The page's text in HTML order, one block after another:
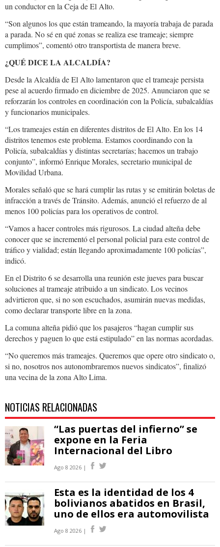
un conductor en la Ceja de El Alto.
“Son algunos los que están trameando, la mayoría trabaja de parada
a parada. No sé en qué zonas se realiza ese trameaje; siempre
cumplimos”, comentó otro transportista de manera breve.
¿QUÉ DICE LA ALCALDÍA?
Desde la Alcaldía de El Alto lamentaron que el trameaje persista
pese al acuerdo firmado en diciembre de 2025. Anunciaron que se
reforzarán los controles en coordinación con la Policía, subalcaldías
y funcionarios municipales.
“Los trameajes están en diferentes distritos de El Alto. En los 14
distritos tenemos este problema. Estamos coordinando con la
Policía, subalcaldías y distintas secretarías; hacemos un trabajo
conjunto”, informó Enrique Morales, secretario municipal de
Movilidad Urbana.
Morales señaló que se hará cumplir las rutas y se emitirán boletas de
infracción a través de Tránsito. Además, anunció el refuerzo de al
menos 100 policías para los operativos de control.
“Vamos a hacer controles más rigurosos. La ciudad alteña debe
conocer que se incrementó el personal policial para este control de
tráfico y vialidad; están llegando aproximadamente 100 policías”,
indicó.
En el Distrito 6 se desarrolla una reunión este jueves para buscar
soluciones al trameaje atribuido a un sindicato. Los vecinos
advirtieron que, si no son escuchados, asumirán nuevas medidas,
como declarar transporte libre en la zona.
La comuna alteña pidió que los pasajeros “hagan cumplir sus
derechos y paguen lo que está estipulado” en las normas acordadas.
“No queremos más trameajes. Queremos que opere otro sindicato o,
si no, nosotros nos autonombraremos nuevos sindicatos”, finalizó
una vecina de la zona Alto Lima.
NOTICIAS RELACIONADAS
“Las puertas del infierno” se
expone en la Feria
Internacional del Libro
Ago 8 2026 |
Esta es la identidad de los 4
bolivianos abatidos en Brasil,
uno de ellos era automovilista
Ago 8 2026 |